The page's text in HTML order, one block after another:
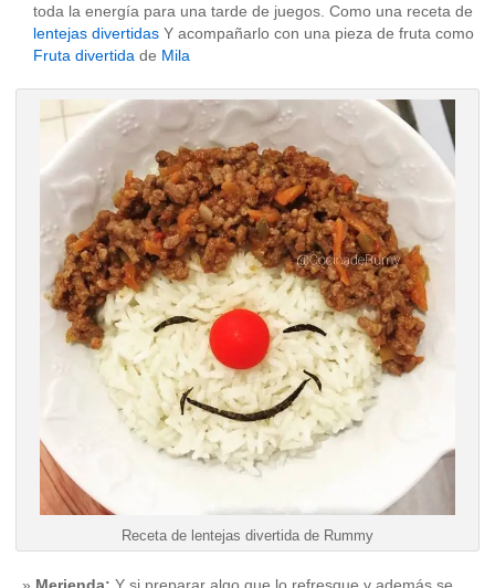
toda la energía para una tarde de juegos. Como una receta de
lentejas divertidas Y acompañarlo con una pieza de fruta como
Fruta divertida de Mila
Receta de lentejas divertida de Rummy